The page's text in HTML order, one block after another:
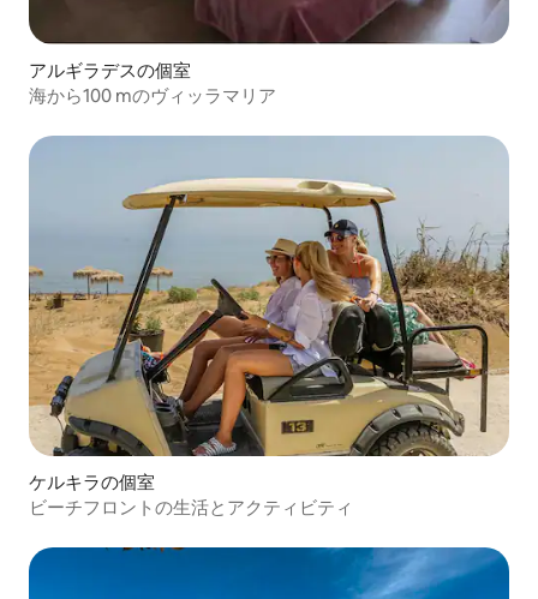
アルギラデスの個室
海から100 mのヴィッラマリア
ケルキラの個室
ビーチフロントの生活とアクティビティ